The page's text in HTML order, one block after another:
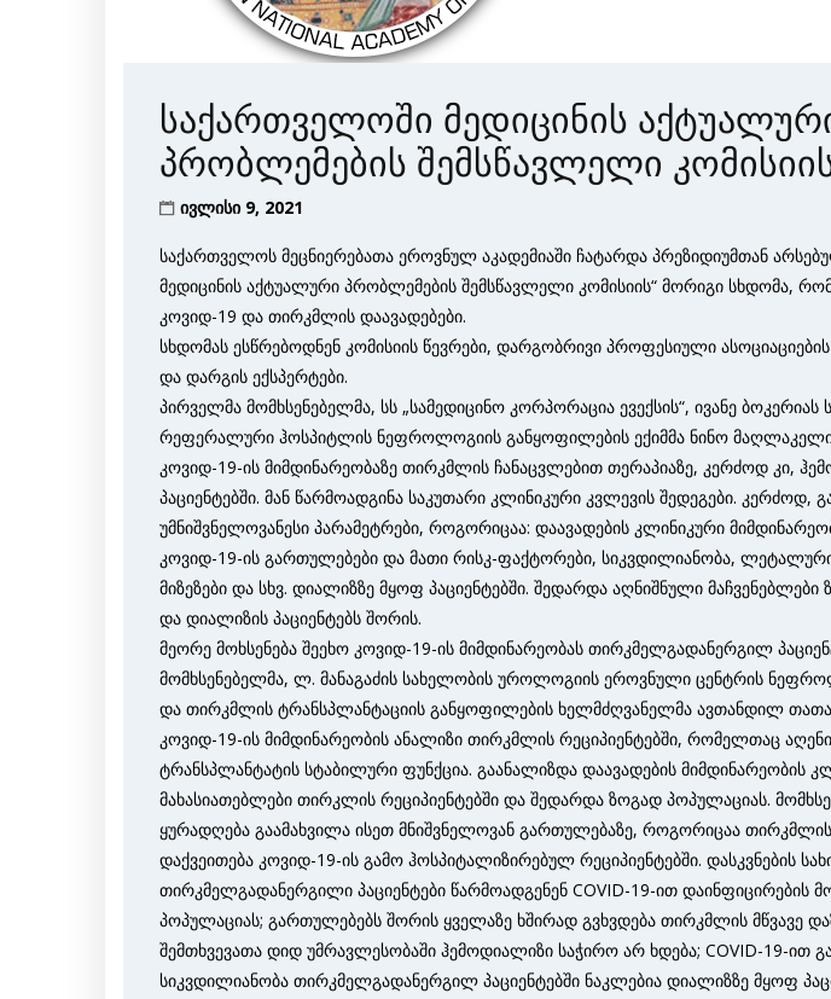
საქართველოში მედიცინის
პრობლემების შემსწავლელი
ივლისი 9, 2021
საქართველოს მეცნიერებათა ეროვნულ აკადემიაში ჩატარდა პრეზიდიუმთან
მედიცინის აქტუალური პრობლემების შემსწავლელი კომისიის“ მორიგი სხდომა,
კოვიდ-19 და თირკმლის დაავადებები.
სხდომას ესწრებოდნენ კომისიის წევრები, დარგობრივი პროფესიული
და დარგის ექსპერტები.
პირველმა მომხსენებელმა, სს „სამედიცინო კორპორაცია ევექსის“, ივანე ბოკერიას
რეფერალური ჰოსპიტლის ნეფროლოგიის განყოფილების ექიმმა ნინო
კოვიდ-19-ის მიმდინარეობაზე თირკმლის ჩანაცვლებით თერაპიაზე, კერძოდ კი,
პაციენტებში. მან წარმოადგინა საკუთარი კლინიკური კვლევის შედეგები. კერძოდ,
უმნიშვნელოვანესი პარამეტრები, როგორიცაა: დაავადების კლინიკური
კოვიდ-19-ის გართულებები და მათი რისკ-ფაქტორები, სიკვდილიანობა,
მიზეზები და სხვ. დიალიზზე მყოფ პაციენტებში. შედარდა აღნიშნული
და დიალიზის პაციენტებს შორის.
მეორე მოხსენება შეეხო კოვიდ-19-ის მიმდინარეობას თირკმელგადანერგილ
მომხსენებელმა, ლ. მანაგაძის სახელობის უროლოგიის ეროვნული ცენტრის
და თირკმლის ტრანსპლანტაციის განყოფილების ხელმძღვანელმა ავთანდილ
კოვიდ-19-ის მიმდინარეობის ანალიზი თირკმლის რეციპიენტებში, რომელთაც
ტრანსპლანტატის სტაბილური ფუნქცია. გაანალიზდა დაავადების მიმდინარეობის
მახასიათებლები თირკლის რეციპიენტებში და შედარდა ზოგად პოპულაციას.
ყურადღება გაამახვილა ისეთ მნიშვნელოვან გართულებაზე, როგორიცაა
დაქვეითება კოვიდ-19-ის გამო ჰოსპიტალიზირებულ რეციპიენტებში. დასკვნების
თირკმელგადანერგილი პაციენტები წარმოადგენენ COVID-19-ით დაინფიცირების
პოპულაციას; გართულებებს შორის ყველაზე ხშირად გვხვდება თირკმლის მწვავე
შემთხვევათა დიდ უმრავლესობაში ჰემოდიალიზი საჭირო არ ხდება; COVID-19-ით
სიკვდილიანობა თირკმელგადანერგილ პაციენტებში ნაკლებია დიალიზზე მყოფ